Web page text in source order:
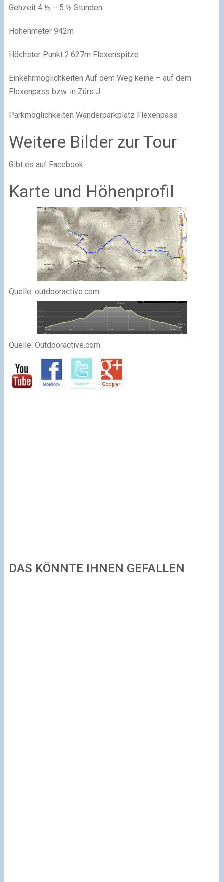
Gehzeit 4 ½ – 5 ½ Stunden
Höhenmeter 942m
Höchster Punkt 2.627m Flexenspitze
Einkehrmöglichkeiten Auf dem Weg keine – auf dem
Flexenpass bzw. in Zürs J
Parkmöglichkeiten Wanderparkplatz Flexenpass
Weitere Bilder zur Tour
Gibt es auf Facebook.
Karte und Höhenprofil
Quelle: outdooractive.com
Quelle: Outdooractive.com
DAS KÖNNTE IHNEN GEFALLEN